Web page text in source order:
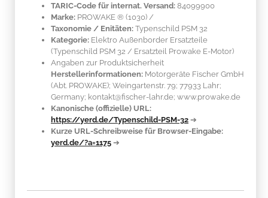
TARIC-Code für internat. Versand: 84099900
Marke: PROWAKE ® (1030) /
Taxonomie / Enitäten: Typenschild PSM 32
Kategorie: Elektro Außenborder Ersatzteile
(Typenschild PSM 32 / Ersatzteil Prowake E-Motor)
Angaben zur Produktsicherheit
Herstellerinformationen: Motorgeräte Fischer GmbH
(Abt. PROWAKE); Weingartenstr. 79; 77933 Lahr;
Germany; kontakt@fischer-lahr.de; www.prowake.de
Kanonische (offizielle) URL:
https://yerd.de/Typenschild-PSM-32 ➔
Kurze URL-Schreibweise für Browser-Eingabe:
yerd.de/?a=1175 ➔